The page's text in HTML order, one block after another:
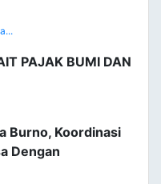
PAJAK BUMI DAN
Burno, Koordinasi
Dengan